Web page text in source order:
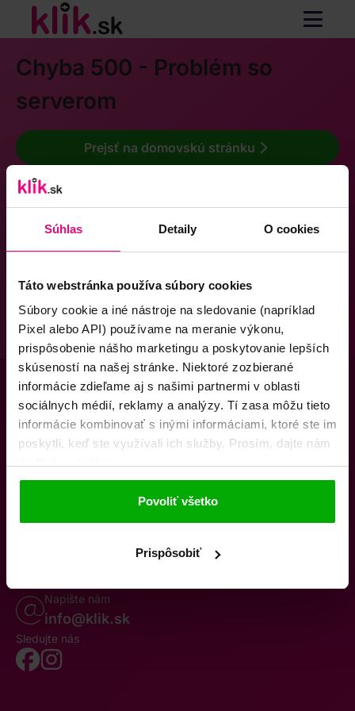
Súhlas Detaily O cookies
Táto webstránka používa súbory cookies
Súbory cookie a iné nástroje na sledovanie (napríklad
Pixel alebo API) používame na meranie výkonu,
prispôsobenie nášho marketingu a poskytovanie lepších
skúseností na našej stránke. Niektoré zozbierané
informácie zdieľame aj s našimi partnermi v oblasti
sociálnych médií, reklamy a analýzy. Tí zasa môžu tieto
informácie kombinovať s inými informáciami, ktoré ste im
poskytli, keď ste využívali ich služby. Prosím, dajte nám
Povoliť všetko
Prispôsobiť
Chyba 500 - Problém so
serverom
Prejsť na domovskú stránku
O násKontaktyK stiahnutiuObchodné podmienky
Odstúpenie od zmluvy
Oznámenie o cezhraničnej fúziiReklamačný poriadok
Volajte po–pia 8–19
Napište nám
info@klik.sk
Sledujte nás